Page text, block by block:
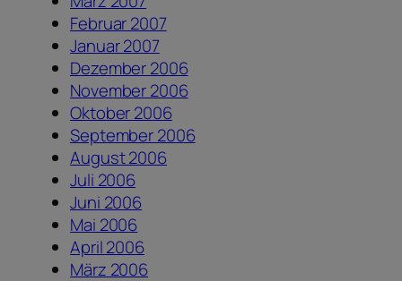
Februar 2007
Januar 2007
Dezember 2006
November 2006
Oktober 2006
September 2006
August 2006
Juli 2006
Juni 2006
Mai 2006
April 2006
März 2006